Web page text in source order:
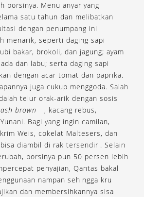
porsinya. Menu anyar yang
satu tahun dan melibatkan
dengan penumpang ini
menarik, seperti daging sapi
bakar, brokoli, dan jagung; ayam
dan labu; serta daging sapi
dengan acar tomat dan paprika.
juga cukup menggoda. Salah
telur orak-arik dengan sosis
brown
, kacang rebus,
Bagi yang ingin camilan,
Weis, cokelat Maltesers, dan
diambil di rak tersendiri. Selain
porsinya pun 50 persen lebih
penyajian, Qantas bakal
nampan sehingga kru
dan membersihkannya sisa